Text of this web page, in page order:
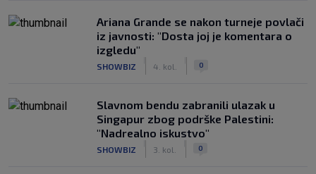
Ariana Grande se nakon turneje povlači
iz javnosti: "Dosta joj je komentara o
izgledu"
SHOWBIZ 4. kol. 0
Slavnom bendu zabranili ulazak u
Singapur zbog podrške Palestini:
"Nadrealno iskustvo"
SHOWBIZ 3. kol. 0